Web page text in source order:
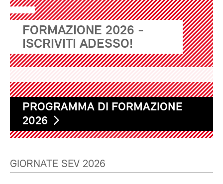
FORMAZIONE 2026 -
ISCRIVITI ADESSO!
PROGRAMMA DI FORMAZIONE
2026
GIORNATE SEV 2026